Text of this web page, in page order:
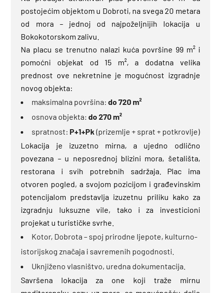
postojećim objektom u Dobroti, na svega 20 metara
od mora – jednoj od najpoželjnijih lokacija u
Bokokotorskom zalivu.
Na placu se trenutno nalazi kuća površine 99 m² i
pomoćni objekat od 15 m², a dodatna velika
prednost ove nekretnine je mogućnost izgradnje
novog objekta:
maksimalna površina:do 720 m²
osnova objekta:do 270 m²
spratnost:P+1+Pk (prizemlje + sprat + potkrovlje)
Lokacija je izuzetno mirna, a ujedno odlično
povezana – u neposrednoj blizini mora, šetališta,
restorana i svih potrebnih sadržaja. Plac ima
otvoren pogled, a svojom pozicijom i građevinskim
potencijalom predstavlja izuzetnu priliku kako za
izgradnju luksuzne vile, tako i za investicioni
projekat u turističke svrhe.
Kotor, Dobrota – spoj prirodne ljepote, kulturno-
istorijskog značaja i savremenih pogodnosti.
Uknjiženo vlasništvo, uredna dokumentacija.
Savršena lokacija za one koji traže mirnu